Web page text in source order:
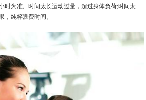
时为准。时间太长运动过量，超过身体负荷;时间太
，纯粹浪费时间。